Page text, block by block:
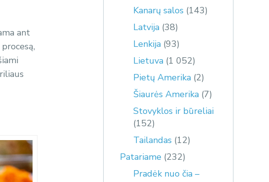
ant
Kanarų salos (143)
Latvija (38)
Lenkija (93)
Lietuva (1 052)
Pietų Amerika (2)
Šiaurės Amerika (7)
Stovyklos ir būreliai
(152)
Tailandas (12)
Patariame (232)
Pradėk nuo čia –